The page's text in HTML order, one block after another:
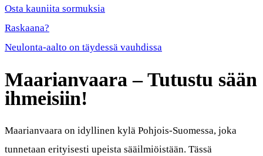
Osta kauniita sormuksia
Raskaana?
Neulonta-aalto on täydessä vauhdissa
Maarianvaara – Tutustu sään
ihmeisiin!
Maarianvaara on idyllinen kylä Pohjois-Suomessa, joka
tunnetaan erityisesti upeista sääilmiöistään. Tässä